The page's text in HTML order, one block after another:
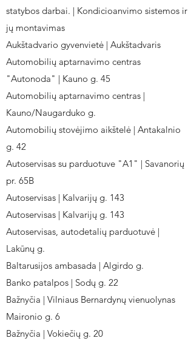
statybos darbai. | Kondicioanvimo sistemos ir
jų montavimas
Aukštadvario gyvenvietė | Aukštadvaris
Automobilių aptarnavimo centras
"Autonoda" | Kauno g. 45
Automobilių aptarnavimo centras |
Kauno/Naugarduko g.
Automobilių stovėjimo aikštelė | Antakalnio
g. 42
Autoservisas su parduotuve "A1" | Savanorių
pr. 65B
Autoservisas | Kalvarijų g. 143
Autoservisas | Kalvarijų g. 143
Autoservisas, autodetalių parduotuvė |
Lakūnų g.
Baltarusijos ambasada | Algirdo g.
Banko patalpos | Sodų g. 22
Bažnyčia | Vilniaus Bernardynų vienuolynas
Maironio g. 6
Bažnyčia | Vokiečių g. 20